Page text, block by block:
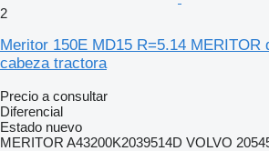
2
Meritor 150E MD15 R=5.14 MERITOR
cabeza tractora
Precio a consultar
Diferencial
Estado nuevo
MERITOR A43200K2039514D VOLVO